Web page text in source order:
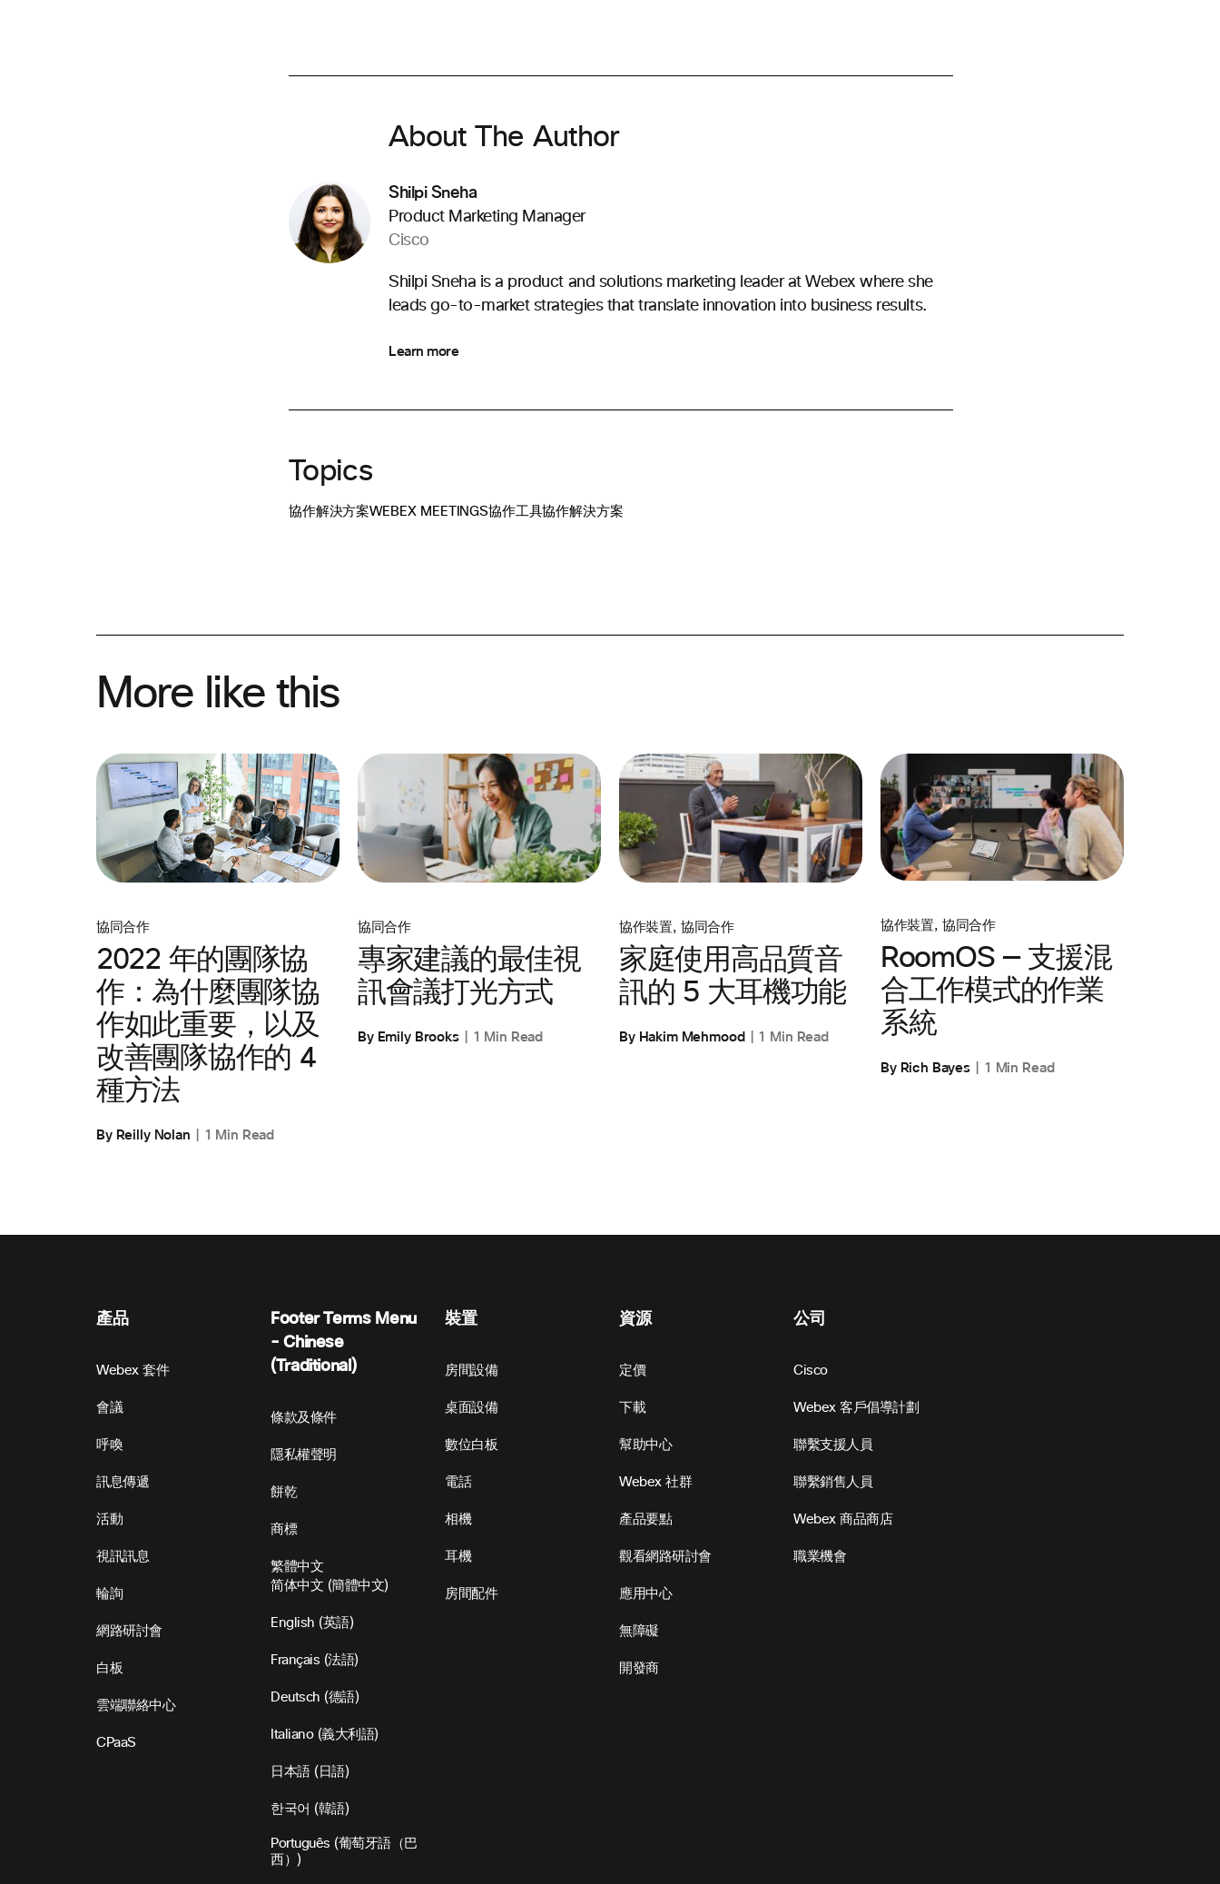
About The Author
Shilpi Sneha
Product Marketing Manager
Cisco
Shilpi Sneha is a product and solutions marketing leader at Webex where she
leads go-to-market strategies that translate innovation into business results.
Learn more
Topics
協作解決方案WEBEX MEETINGS協作工具協作解決方案
More like this
協同合作
2022 年的團隊協
作：為什麼團隊協
作如此重要，以及
改善團隊協作的 4
種方法
By Reilly Nolan 1 Min Read
協同合作
專家建議的最佳視
訊會議打光方式
By Emily Brooks 1 Min Read
協作裝置, 協同合作
家庭使用高品質音
訊的 5 大耳機功能
By Hakim Mehmood 1 Min Read
協作裝置, 協同合作
RoomOS — 支援混
合工作模式的作業
系統
By Rich Bayes 1 Min Read
產品
Webex 套件
會議
呼喚
訊息傳遞
活動
視訊訊息
輪詢
網路研討會
白板
雲端聯絡中心
CPaaS
Footer Terms Menu
- Chinese
(Traditional)
條款及條件
隱私權聲明
餅乾
商標
繁體中文
简体中文 (簡體中文)
English (英語)
Français (法語)
Deutsch (德語)
Italiano(義大利語)
日本語( 日語)
한국어 (韓語)
Português (葡萄牙語（巴
西） )
裝置
房間設備
桌面設備
數位白板
電話
相機
耳機
房間配件
資源
定價
下載
幫助中心
Webex 社群
產品要點
觀看網路研討會
應用中心
無障礙
開發商
公司
Cisco
Webex 客戶倡導計劃
聯繫支援人員
聯繫銷售人員
Webex 商品商店
職業機會